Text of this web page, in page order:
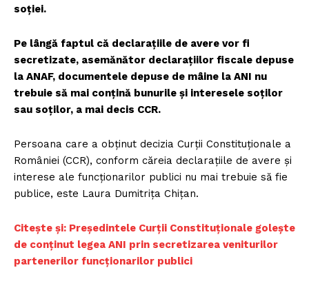
soției.
Pe lângă faptul că declarațiile de avere vor fi
secretizate, asemănător declarațiilor fiscale depuse
la ANAF, documentele depuse de mâine la ANI nu
trebuie să mai conțină bunurile și interesele soților
sau soților, a mai decis CCR.
Persoana care a obținut decizia Curții Constituționale a
României (CCR), conform căreia declarațiile de avere și
interese ale funcționarilor publici nu mai trebuie să fie
publice, este Laura Dumitrița Chițan.
Citește și: Președintele Curții Constituționale golește
de conținut legea ANI prin secretizarea veniturilor
partenerilor funcționarilor publici